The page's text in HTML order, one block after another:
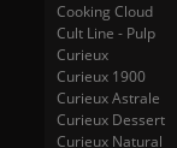
Cooking Cloud
Cult Line - Pulp
Curieux
Curieux 1900
Curieux Astrale
Curieux Dessert
Curieux Natural